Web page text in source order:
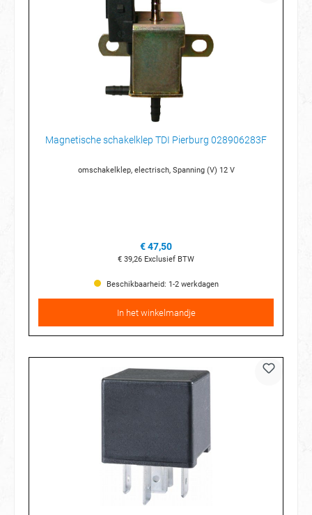
Magnetische schakelklep TDI Pierburg 028906283F
omschakelklep, electrisch, Spanning (V) 12 V
€ 47,50
€ 39,26 Exclusief BTW
Beschikbaarheid: 1-2 werkdagen
In het winkelmandje